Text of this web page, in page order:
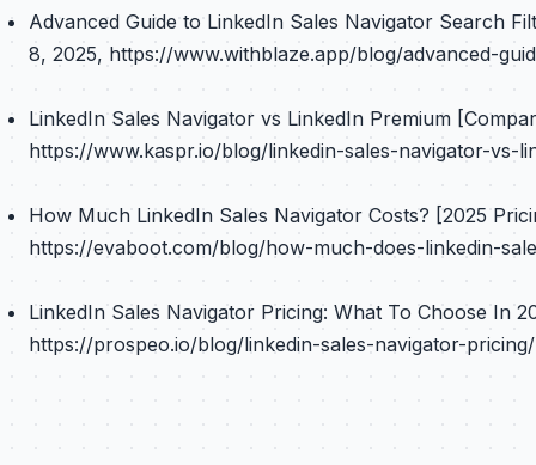
Advanced Guide to LinkedIn Sales Navigator Search
8, 2025, https://www.withblaze.app/blog/advanced-
LinkedIn Sales Navigator vs LinkedIn Premium
https://www.kaspr.io/blog/linkedin-sales-navigator-vs-
How Much LinkedIn Sales Navigator Costs? [2025
https://evaboot.com/blog/how-much-does-linkedin-
LinkedIn Sales Navigator Pricing: What To Choose In
https://prospeo.io/blog/linkedin-sales-navigator-pricing/